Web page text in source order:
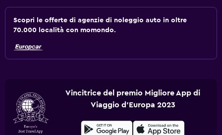
Scopri le offerte di agenzie di noleggio auto in oltre
70.000 località con momondo.
Vincitrice del premio Migliore App di
Viaggio d'Europa 2023